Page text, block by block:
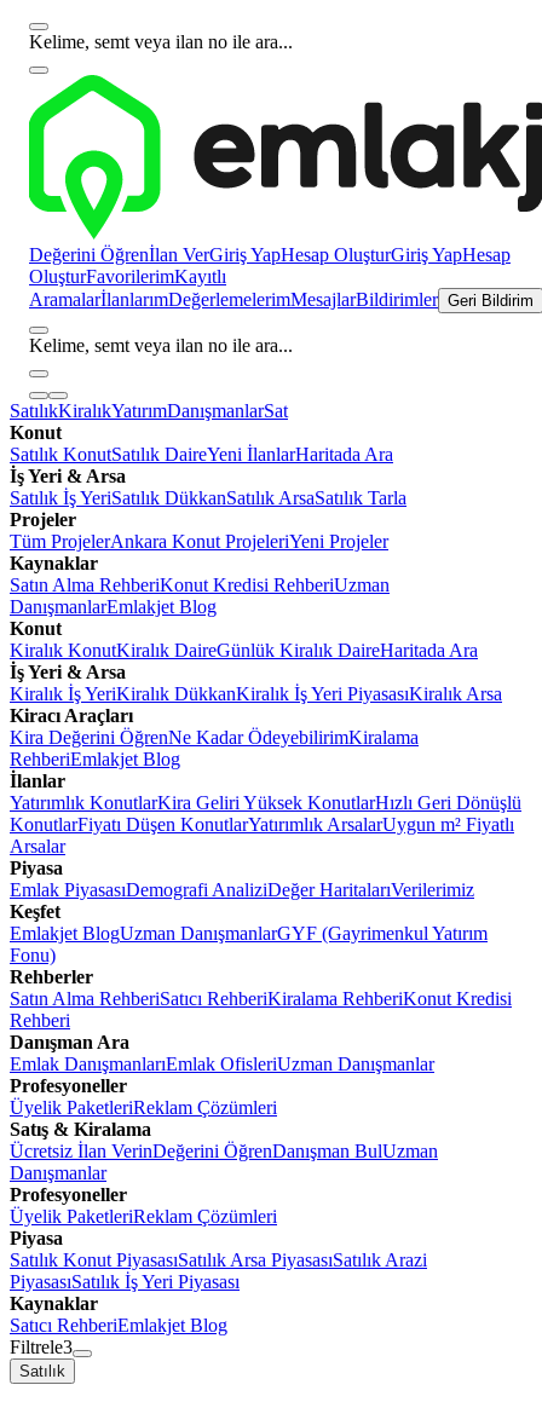
Kelime, semt veya ilan no ile ara...
Değerini Öğrenİlan VerGiriş YapHesap OluşturGiriş YapHesap
OluşturFavorilerimKayıtlı
AramalarİlanlarımDeğerlemelerimMesajlarBildirimler Geri Bildirim
Kelime, semt veya ilan no ile ara...
SatılıkKiralıkYatırımDanışmanlarSat
Konut
Satılık KonutSatılık DaireYeni İlanlarHaritada Ara
İş Yeri & Arsa
Satılık İş YeriSatılık DükkanSatılık ArsaSatılık Tarla
Projeler
Tüm ProjelerAnkara Konut ProjeleriYeni Projeler
Kaynaklar
Satın Alma RehberiKonut Kredisi RehberiUzman
DanışmanlarEmlakjet Blog
Konut
Kiralık KonutKiralık DaireGünlük Kiralık DaireHaritada Ara
İş Yeri & Arsa
Kiralık İş YeriKiralık DükkanKiralık İş Yeri PiyasasıKiralık Arsa
Kiracı Araçları
Kira Değerini ÖğrenNe Kadar ÖdeyebilirimKiralama
RehberiEmlakjet Blog
İlanlar
Yatırımlık KonutlarKira Geliri Yüksek KonutlarHızlı Geri Dönüşlü
KonutlarFiyatı Düşen KonutlarYatırımlık ArsalarUygun m² Fiyatlı
Arsalar
Piyasa
Emlak PiyasasıDemografi AnaliziDeğer HaritalarıVerilerimiz
Keşfet
Emlakjet BlogUzman DanışmanlarGYF (Gayrimenkul Yatırım
Fonu)
Rehberler
Satın Alma RehberiSatıcı RehberiKiralama RehberiKonut Kredisi
Rehberi
Danışman Ara
Emlak DanışmanlarıEmlak OfisleriUzman Danışmanlar
Profesyoneller
Üyelik PaketleriReklam Çözümleri
Satış & Kiralama
Ücretsiz İlan VerinDeğerini ÖğrenDanışman BulUzman
Danışmanlar
Profesyoneller
Üyelik PaketleriReklam Çözümleri
Piyasa
Satılık Konut PiyasasıSatılık Arsa PiyasasıSatılık Arazi
PiyasasıSatılık İş Yeri Piyasası
Kaynaklar
Satıcı RehberiEmlakjet Blog
Filtrele3
Satılık